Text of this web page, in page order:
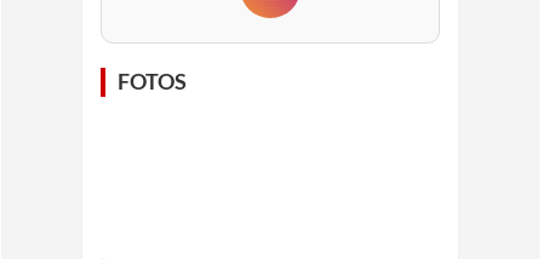
FOTOS